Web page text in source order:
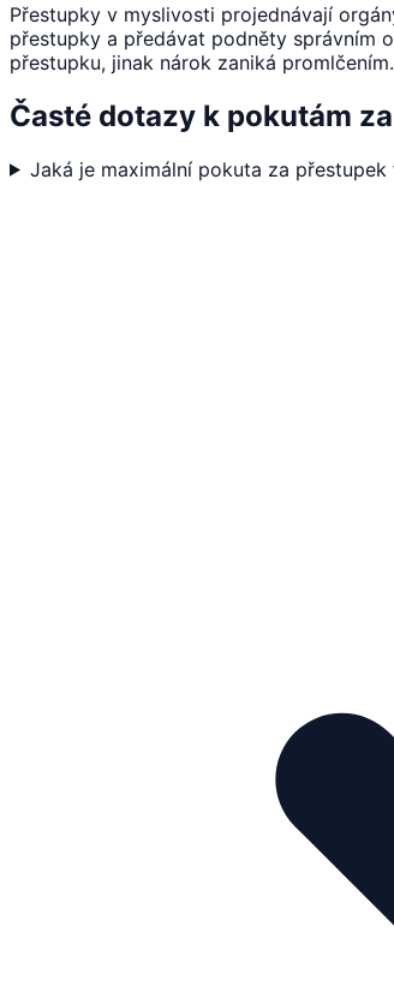
Přestupky v myslivosti projednávají
přestupky a předávat podněty správním
přestupku, jinak nárok zaniká
Časté dotazy k pokutám
Jaká je maximální pokuta za